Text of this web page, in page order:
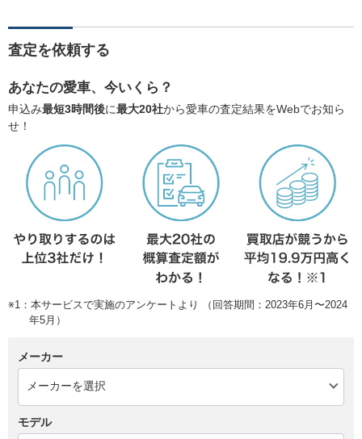
査定を依頼する
あなたの愛車、今いくら？
申込み最短3時間後に最大20社から愛車の査定結果をWebでお知ら
せ！
※1：本サービスで実施のアンケートより （回答期間：2023年6月〜2024
年5月）
メーカー
モデル